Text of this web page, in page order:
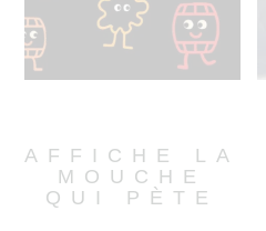
AFFICHE LA
MOUCHE
QUI PÈTE